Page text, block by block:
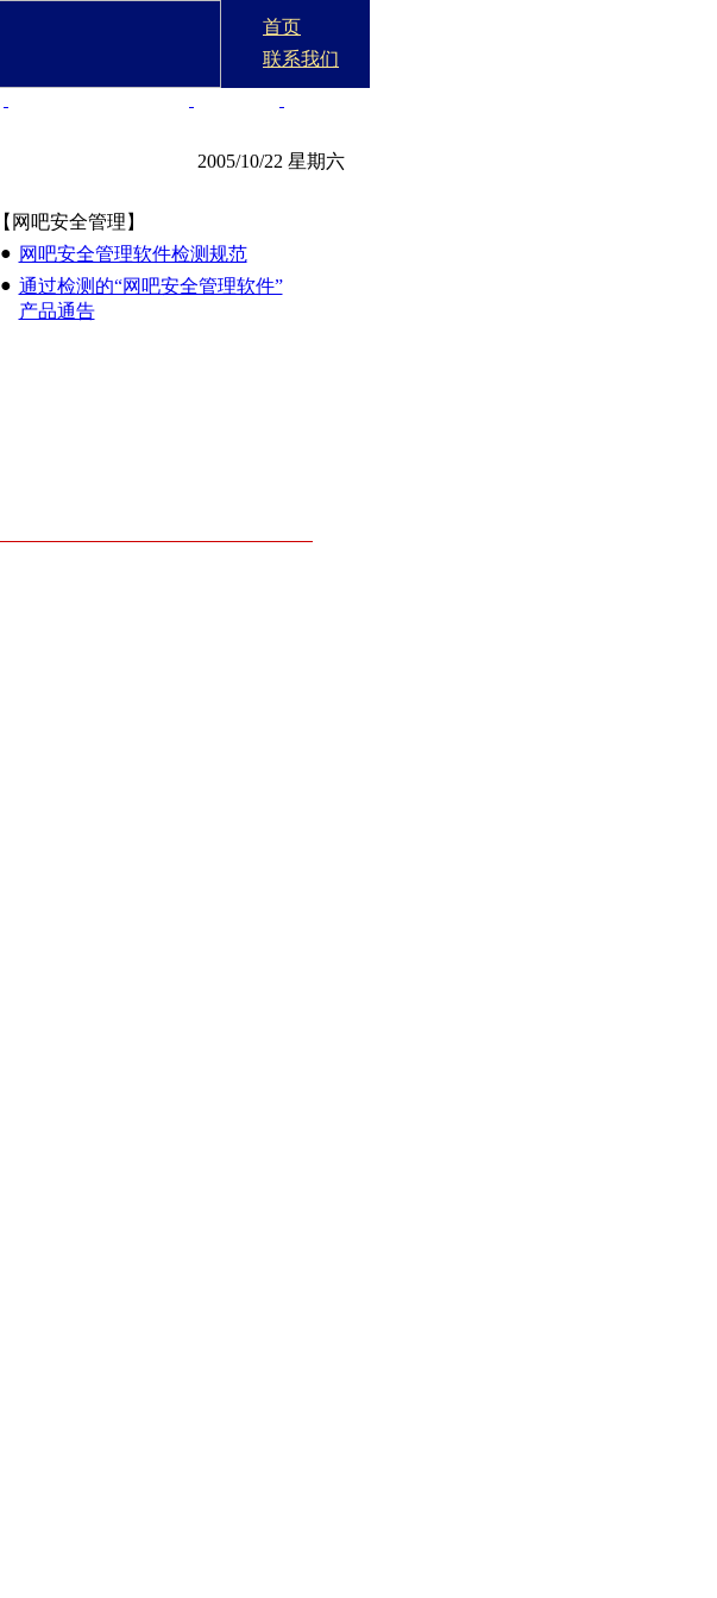
首页
联系我们
2005/10/22 星期六
【网吧安全管理】
● 网吧安全管理软件检测规范
● 通过检测的“网吧安全管理软件”
产品通告